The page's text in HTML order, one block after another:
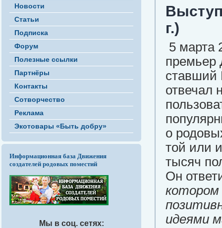
Новости
Статьи
Подписка
Форум
Полезные ссылки
Партнёры
Контакты
Сотворчество
Реклама
Экотовары «Быть добру»
Информационная база Движения
создателей родовых поместий
Мы в соц. сетях:
г.)
5 марта
премьер
ставший
отвечал
о
той или
тысяч
Он
котором
идеями